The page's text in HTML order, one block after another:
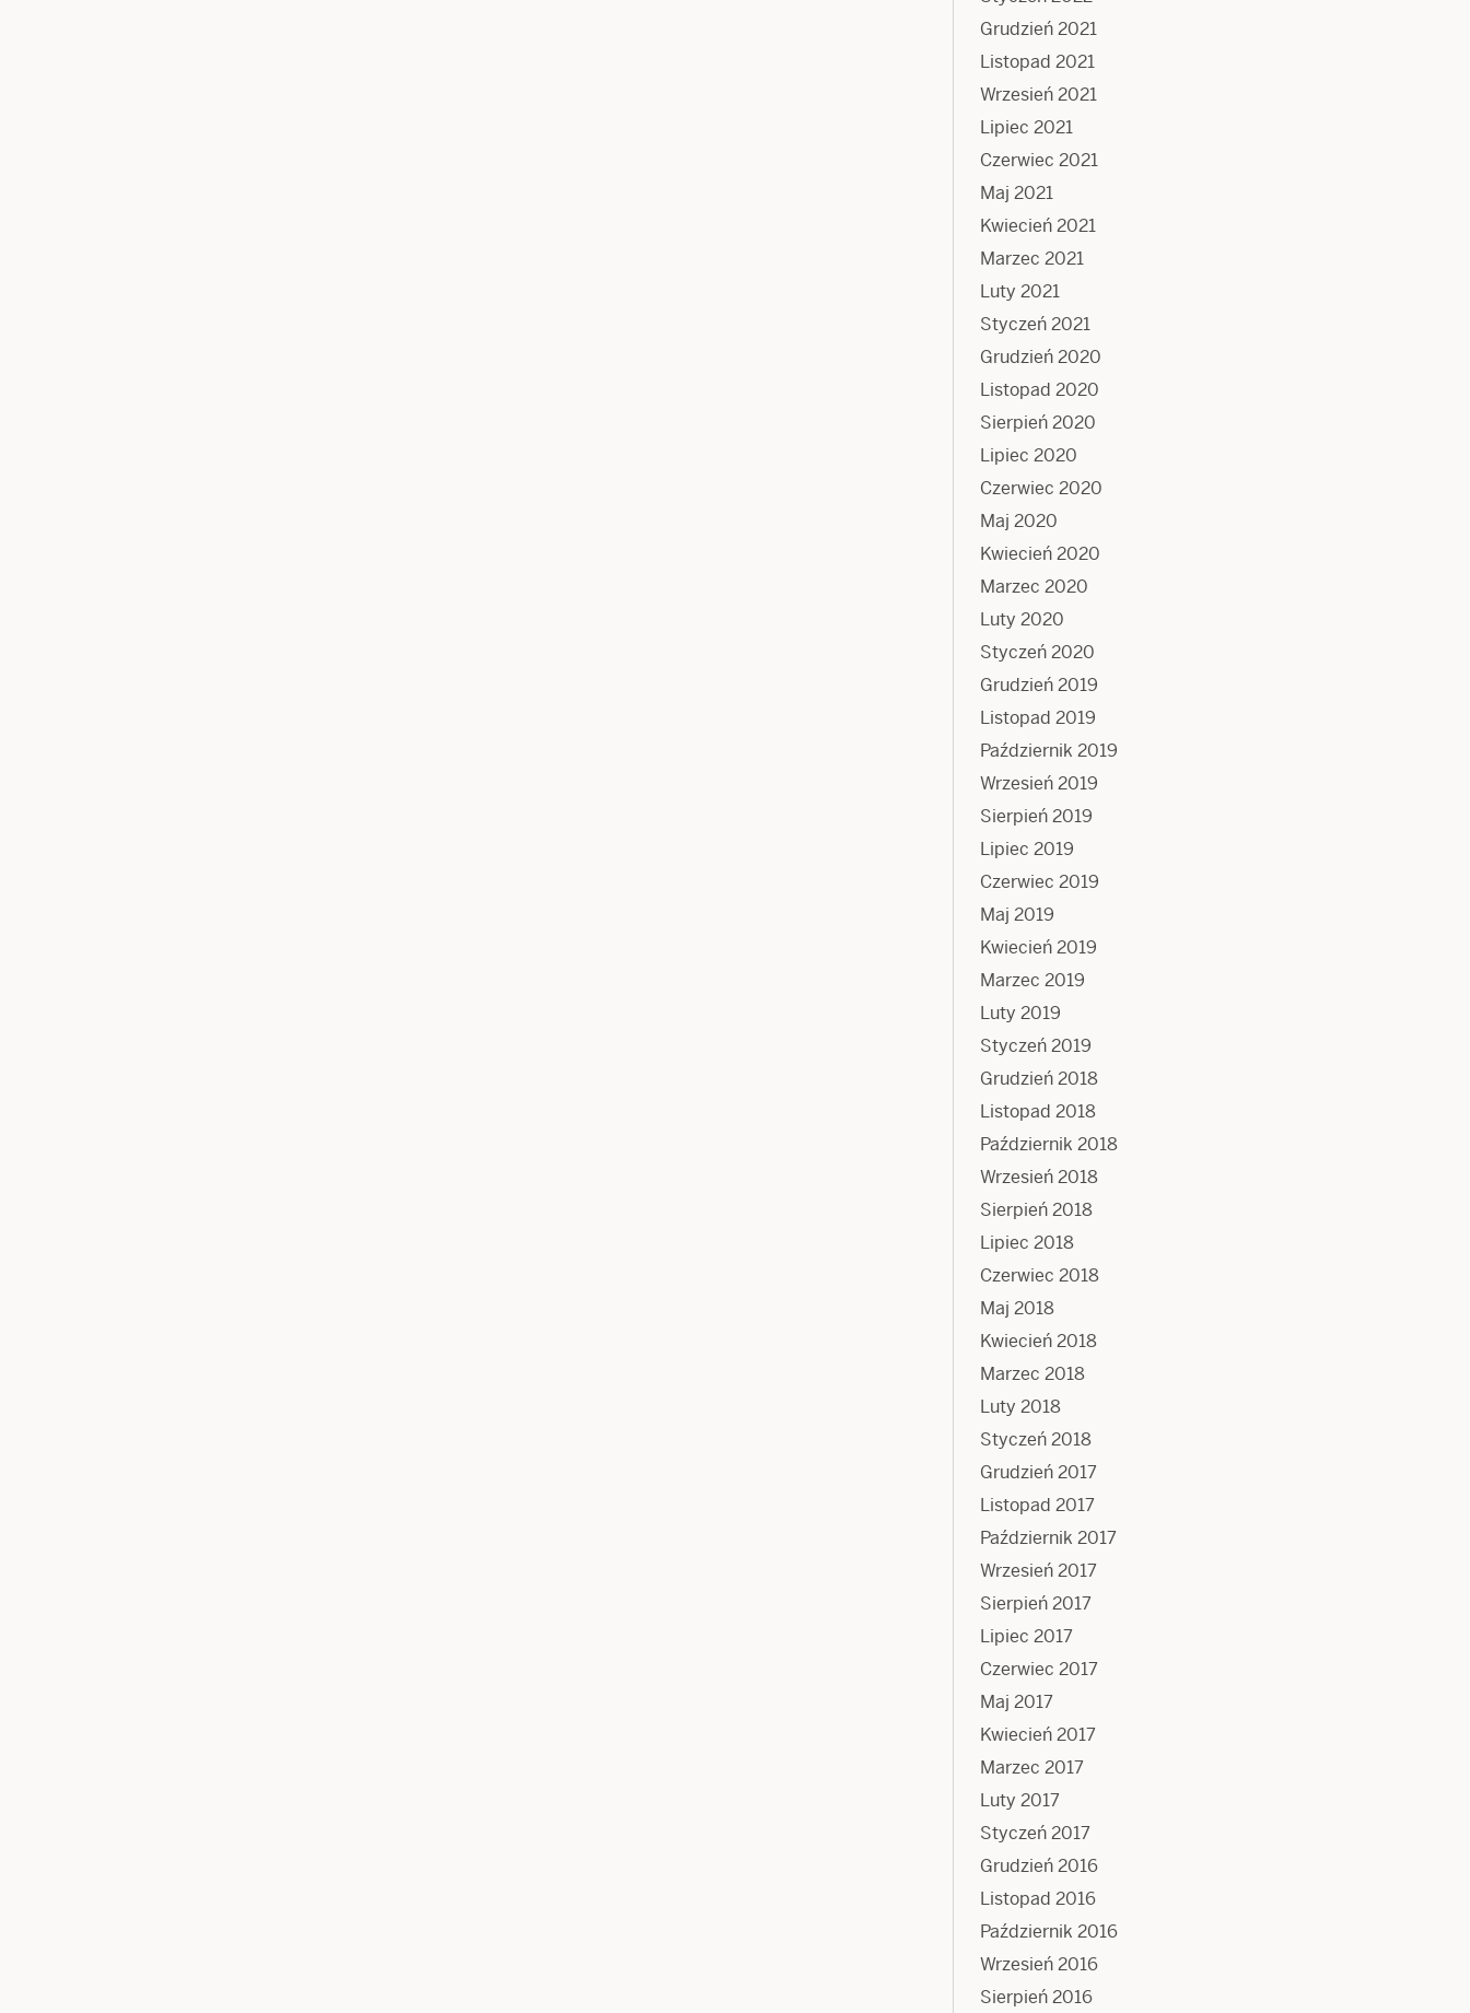
Grudzień 2021
Listopad 2021
Wrzesień 2021
Lipiec 2021
Czerwiec 2021
Maj 2021
Kwiecień 2021
Marzec 2021
Luty 2021
Styczeń 2021
Grudzień 2020
Listopad 2020
Sierpień 2020
Lipiec 2020
Czerwiec 2020
Maj 2020
Kwiecień 2020
Marzec 2020
Luty 2020
Styczeń 2020
Grudzień 2019
Listopad 2019
Październik 2019
Wrzesień 2019
Sierpień 2019
Lipiec 2019
Czerwiec 2019
Maj 2019
Kwiecień 2019
Marzec 2019
Luty 2019
Styczeń 2019
Grudzień 2018
Listopad 2018
Październik 2018
Wrzesień 2018
Sierpień 2018
Lipiec 2018
Czerwiec 2018
Maj 2018
Kwiecień 2018
Marzec 2018
Luty 2018
Styczeń 2018
Grudzień 2017
Listopad 2017
Październik 2017
Wrzesień 2017
Sierpień 2017
Lipiec 2017
Czerwiec 2017
Maj 2017
Kwiecień 2017
Marzec 2017
Luty 2017
Styczeń 2017
Grudzień 2016
Listopad 2016
Październik 2016
Wrzesień 2016
Sierpień 2016